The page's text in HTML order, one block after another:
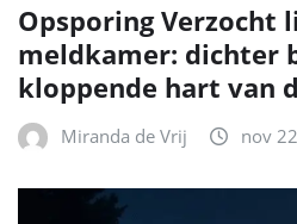
Opsporing Verzocht
meldkamer: dichter
kloppende hart van
Miranda de Vrij nov